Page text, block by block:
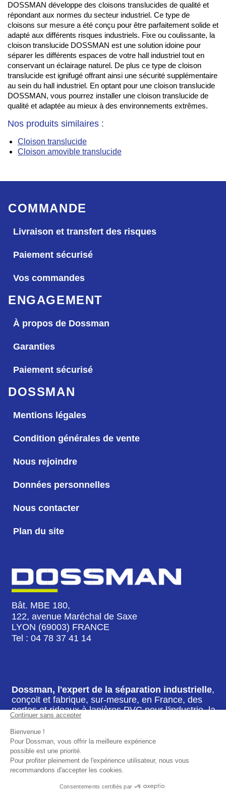
DOSSMAN développe des cloisons translucides de qualité et
répondant aux normes du secteur industriel. Ce type de
cloisons sur mesure a été conçu pour être parfaitement solide et
adapté aux différents risques industriels. Fixe ou coulissante, la
cloison translucide DOSSMAN est une solution idoine pour
séparer les différents espaces de votre hall industriel tout en
conservant un éclairage naturel. De plus ce type de cloison
translucide est ignifugé offrant ainsi une sécurité supplémentaire
au sein du hall industriel. En optant pour une cloison translucide
DOSSMAN, vous pourrez installer une cloison translucide de
qualité et adaptée au mieux à des environnements extrêmes.
Nos produits similaires :
Cloison translucide
Cloison amovible translucide
COMMANDE
Livraison et transfert des risques
Paiement sécurisé
Vos commandes
ENGAGEMENT
À propos de Dossman
Garanties
Paiement sécurisé
DOSSMAN
Mentions légales
Condition générales de vente
Nous rejoindre
Données personnelles
Nous contacter
Plan du site
Bât. MBE 180,
122, avenue Maréchal de Saxe
LYON (69003) FRANCE
Tel : 04 78 37 41 14
Dossman, l'expert de la séparation industrielle,
conçoit et fabrique, sur-mesure, en France, des
portes et rideaux à lanières PVC pour l'industrie, la
logistique, le commerce ou les particuliers.
Contactez nous